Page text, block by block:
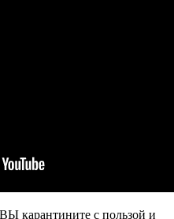
карантините с пользой и